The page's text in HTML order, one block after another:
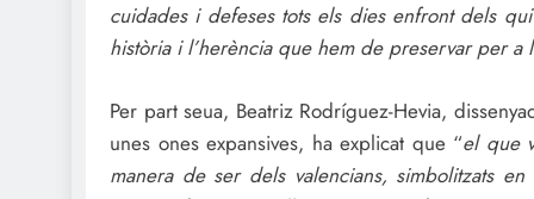
cuidades i defeses tots els dies enfront dels
història i l’herència que hem de preservar per a
Per part seua, Beatriz Rodríguez-Hevia,
unes ones expansives, ha explicat que “el que
manera de ser dels valencians, simbolitzats